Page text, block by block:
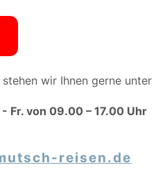
wir Ihnen gerne unter
- Fr. von 09.00 – 17.00 Uhr
reisen.de